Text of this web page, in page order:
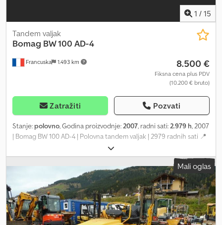
korisne alate i resurse za vlasnike i operatere mašina – sve
dostupno na našoj platformi.
1 / 15
Francuska 1.493 km
Tandem valjak
Bomag BW 100 AD-4
8.500 €
Fiksna cena plus PDV
(10.200 € bruto)
Zatražiti Pozvati
Stanje: polovno, Godina proizvodnje:2007, radni sati:2.979 h, 2007
| Bomag BW 100 AD-4 | Polovna tandem valjak | 2979 radnih sati 📍
Lokacija: Francuska Dcedpfx Abjzgw E Ijmek 🚛 Dostava moguća
do vaše destinacije – Koristite naš kalkulator transporta za
procenu troškova! 💰 Kupi odmah za EUR 8500 ili pošaljite
ponudu. Plaćanje pri isporuci dostupno uz pristupačnu naknadu
(podložno odobrenju)* 👷‍♂️ Provereno od strane nezavisnog
stručnjaka 43 inspekcijske tačke, 41 odobrena ✅ 2 neispravne ℹ️ 0
kvarova ⚠️ 📌 Komentar inspektora: Dobra mašina, par ogrebotina i
sumnja na manja hidraulična curenja. 📄 Želite da vidite
Mali oglas